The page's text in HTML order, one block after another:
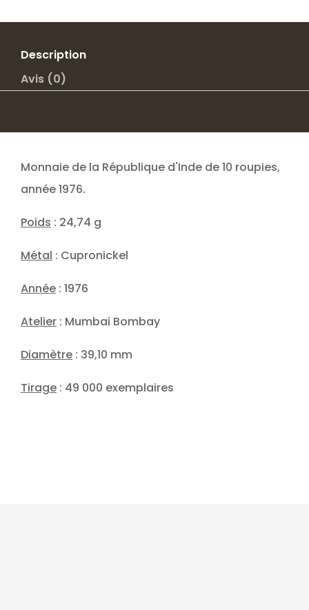
1976
Description
Avis (0)
Monnaie de la République d'Inde de 10 roupies,
année 1976.
Poids : 24,74 g
Métal : Cupronickel
Année : 1976
Atelier : Mumbai Bombay
Diamètre : 39,10 mm
Tirage : 49 000 exemplaires